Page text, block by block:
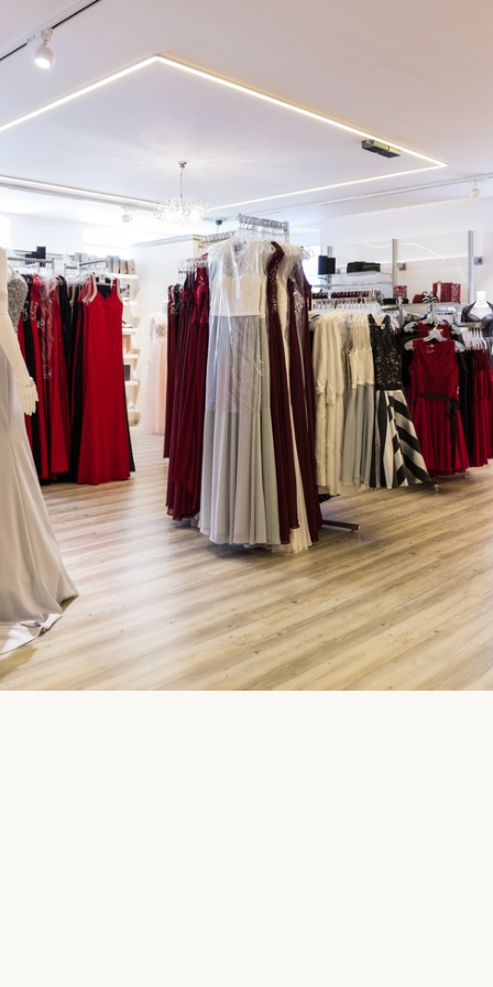
Brautmode, Abendmode & Damenmode in Cham
Willkommen bei Fischer Fashion, Ihrem Fachgeschäft für
Fischer Fashion — Marktplatz 15, 93413 Cham — Tel: